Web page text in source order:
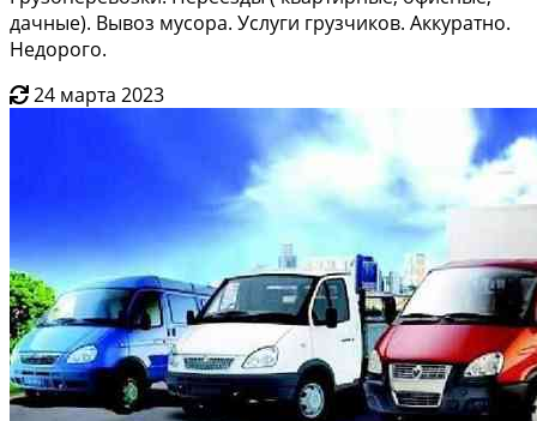
дачные). Вывоз мусора. Услуги грузчиков. Аккуратно.
Недорого.
24 марта 2023